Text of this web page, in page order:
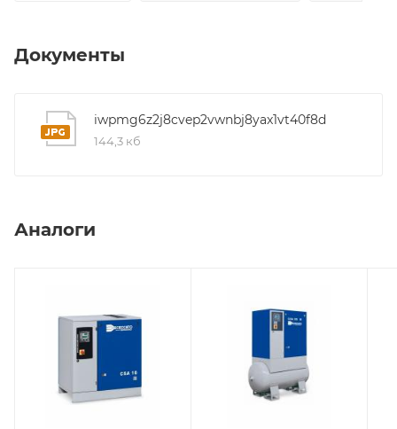
Документы
iwpmg6z2j8cvep2vwnbj8yax1vt40f8d
144,3 кб
Аналоги